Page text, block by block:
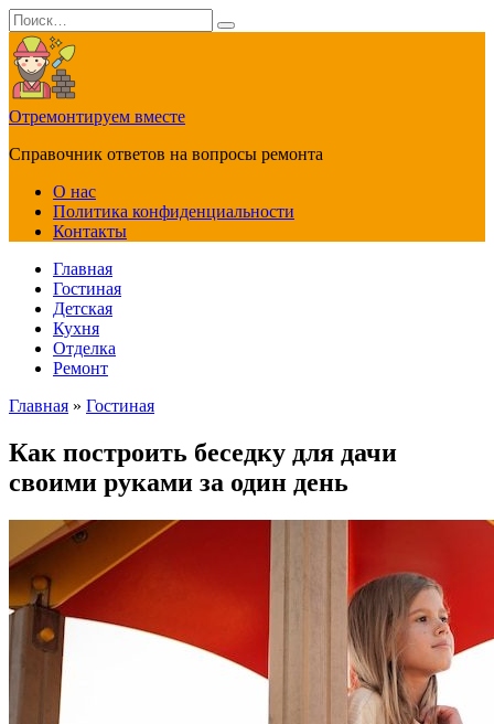
Перейти
к
содержанию
Search
for:
Отремонтируем вместе
Справочник ответов на вопросы ремонта
О нас
Политика конфиденциальности
Контакты
Главная
Гостиная
Детская
Кухня
Отделка
Ремонт
Главная » Гостиная
Как построить беседку для дачи
своими руками за один день